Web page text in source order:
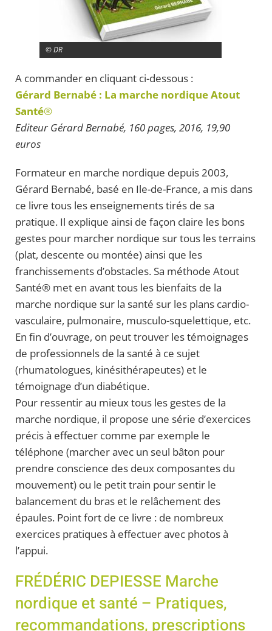
© DR
A commander en cliquant ci-dessous :
Gérard Bernabé : La marche nordique Atout
Santé®
Editeur Gérard Bernabé, 160 pages, 2016, 19,90
euros
Formateur en marche nordique depuis 2003,
Gérard Bernabé, basé en Ile-de-France, a mis dans
ce livre tous les enseignements tirés de sa
pratique. Il explique ainsi de façon claire les bons
gestes pour marcher nordique sur tous les terrains
(plat, descente ou montée) ainsi que les
franchissements d’obstacles. Sa méthode Atout
Santé® met en avant tous les bienfaits de la
marche nordique sur la santé sur les plans cardio-
vasculaire, pulmonaire, musculo-squelettique, etc.
En fin d’ouvrage, on peut trouver les témoignages
de professionnels de la santé à ce sujet
(rhumatologues, kinésithérapeutes) et le
témoignage d’un diabétique.
Pour ressentir au mieux tous les gestes de la
marche nordique, il propose une série d’exercices
précis à effectuer comme par exemple le
téléphone (marcher avec un seul bâton pour
prendre conscience des deux composantes du
mouvement) ou le petit train pour sentir le
balancement du bras et le relâchement des
épaules. Point fort de ce livre : de nombreux
exercices pratiques à effectuer avec photos à
l’appui.
FRÉDÉRIC DEPIESSE Marche
nordique et santé – Pratiques,
recommandations, prescriptions